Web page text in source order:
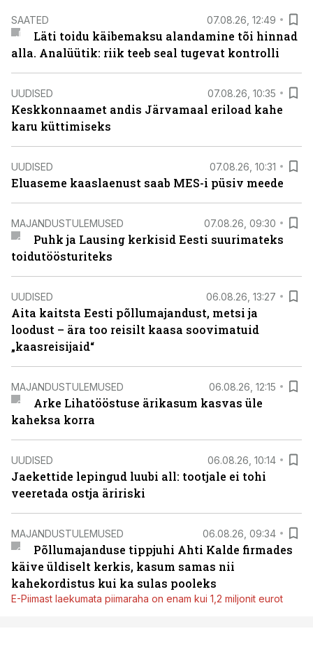
SAATED 07.08.26, 12:49
Läti toidu käibemaksu alandamine tõi hinnad
alla. Analüütik: riik teeb seal tugevat kontrolli
UUDISED 07.08.26, 10:35
Keskkonnaamet andis Järvamaal eriload kahe
karu küttimiseks
UUDISED 07.08.26, 10:31
Eluaseme kaaslaenust saab MES-i püsiv meede
MAJANDUSTULEMUSED 07.08.26, 09:30
Puhk ja Lausing kerkisid Eesti suurimateks
toidutöösturiteks
UUDISED 06.08.26, 13:27
Aita kaitsta Eesti põllumajandust, metsi ja
loodust – ära too reisilt kaasa soovimatuid
„kaasreisijaid“
MAJANDUSTULEMUSED 06.08.26, 12:15
Arke Lihatööstuse ärikasum kasvas üle
kaheksa korra
UUDISED 06.08.26, 10:14
Jaekettide lepingud luubi all: tootjale ei tohi
veeretada ostja äririski
MAJANDUSTULEMUSED 06.08.26, 09:34
Põllumajanduse tippjuhi Ahti Kalde firmades
käive üldiselt kerkis, kasum samas nii
kahekordistus kui ka sulas pooleks
E-Piimast laekumata piimaraha on enam kui 1,2 miljonit eurot